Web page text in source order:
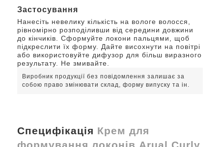
Застосування
Нанесіть невелику кількість на вологе волосся,
рівномірно розподіливши від середини довжини
до кінчиків. Сформуйте локони пальцями, щоб
підкреслити їх форму. Дайте висохнути на повітрі
або використовуйте дифузор для більш виразного
результату. Не змивайте.
Виробник продукції без повідомлення залишає за
собою право змінювати склад, форму випуску та ін.
Специфікація Крем для